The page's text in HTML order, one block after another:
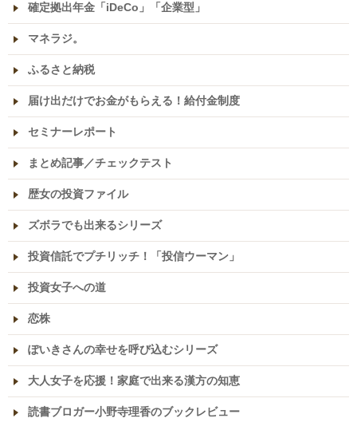
確定拠出年金「iDeCo」「企業型」
マネラジ。
ふるさと納税
届け出だけでお金がもらえる！給付金制度
セミナーレポート
まとめ記事／チェックテスト
歴女の投資ファイル
ズボラでも出来るシリーズ
投資信託でプチリッチ！「投信ウーマン」
投資女子への道
恋株
ぽいきさんの幸せを呼び込むシリーズ
大人女子を応援！家庭で出来る漢方の知恵
読書ブロガー小野寺理香のブックレビュー